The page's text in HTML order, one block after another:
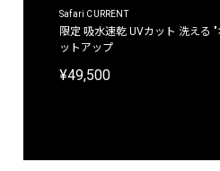
Safari CURRENT
限定 吸水速乾 UVカット 洗える
ットアップ
¥49,500